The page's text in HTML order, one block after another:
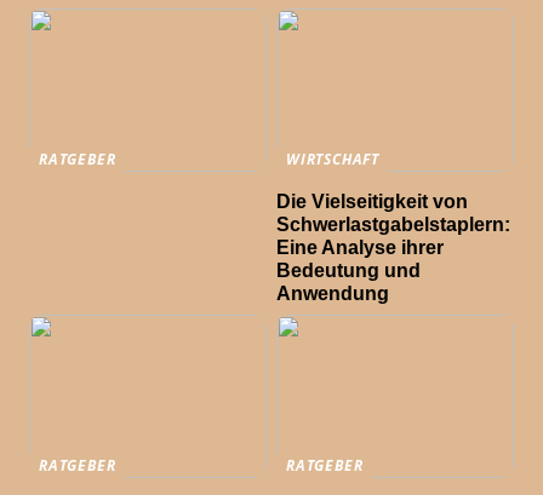
RATGEBER WIRTSCHAFT
Die Vielseitigkeit von
Schwerlastgabelstaplern:
Eine Analyse ihrer
Bedeutung und
Anwendung
RATGEBER RATGEBER